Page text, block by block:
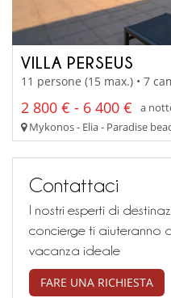
VILLA PERSEUS
11 persone (15 max.) • 7
2 800 € - 6 400 € a
Mykonos - Elia - Paradise
Contattaci
I nostri esperti di
concierge ti aiuteranno
vacanza ideale
FARE UNA RICHIESTA